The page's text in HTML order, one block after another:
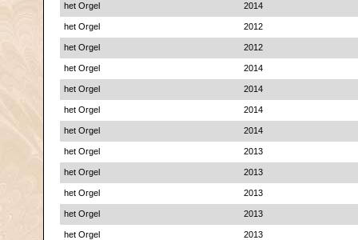
het Orgel 2014
het Orgel 2012
het Orgel 2012
het Orgel 2014
het Orgel 2014
het Orgel 2014
het Orgel 2014
het Orgel 2013
het Orgel 2013
het Orgel 2013
het Orgel 2013
het Orgel 2013